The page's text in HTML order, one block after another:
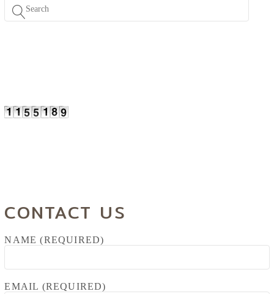
CONTACT US
NAME (REQUIRED)
EMAIL (REQUIRED)